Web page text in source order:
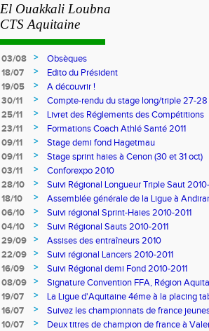
El Ouakkali Loubna
CTS Aquitaine
03/08 >
Obsèques
18/07
>
Edito du Président
19/05
>
A découvrir !
30/11
>
Compte-rendu du stage long/triple 27-28
25/11
>
Livret des Réglements des Compétitions
23/11
>
Formations Coach Athlé Santé 2011
09/11
>
Stage demi fond Hagetmau
09/11
>
Stage sprint haies à Cenon (30 et 31 oct)
03/11
>
Conforexpo 2010
28/10
>
Suivi Régional Longueur Triple Saut
18/10
>
Assemblée générale de la Ligue à
06/10
>
Suivi régional Sprint-Haies 2010-2011
04/10
>
Suivi Régional Sauts 2010-2011
29/09
>
Assises des entraîneurs 2010
22/09
>
Suivi régional Lancers 2010-2011
16/09
>
Suivi Régional demi Fond 2010-2011
08/09
>
Signature Convention FFA, Région
19/07
>
La Ligue d'Aquitaine 4éme à la placing
16/07
>
Suivez les championnats de france
10/07
> Deux titres de champion de france à